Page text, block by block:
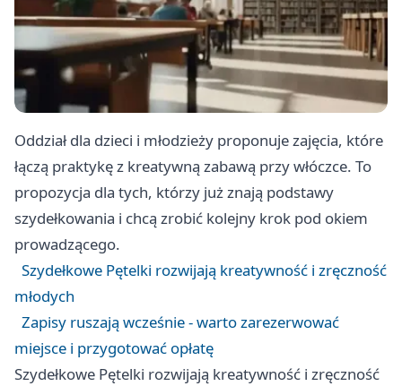
Oddział dla dzieci i młodzieży proponuje zajęcia, które
łączą praktykę z kreatywną zabawą przy włóczce. To
propozycja dla tych, którzy już znają podstawy
szydełkowania i chcą zrobić kolejny krok pod okiem
prowadzącego.
Szydełkowe Pętelki rozwijają kreatywność i zręczność
młodych
Zapisy ruszają wcześnie - warto zarezerwować
miejsce i przygotować opłatę
Szydełkowe Pętelki rozwijają kreatywność i zręczność